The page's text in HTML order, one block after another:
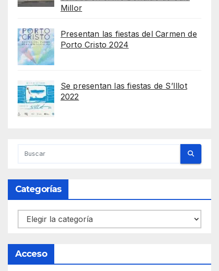
Millor
Presentan las fiestas del Carmen de
Porto Cristo 2024
Se presentan las fiestas de S’Illot
2022
Categorías
Categorías
Acceso